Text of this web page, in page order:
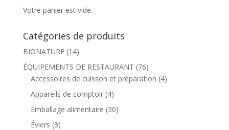
Votre panier est vide.
Catégories de produits
BIONATURE (14)
ÉQUIPEMENTS DE RESTAURANT (76)
Accessoires de cuisson et préparation (4)
Appareils de comptoir (4)
Emballage alimentaire (30)
Éviers (3)